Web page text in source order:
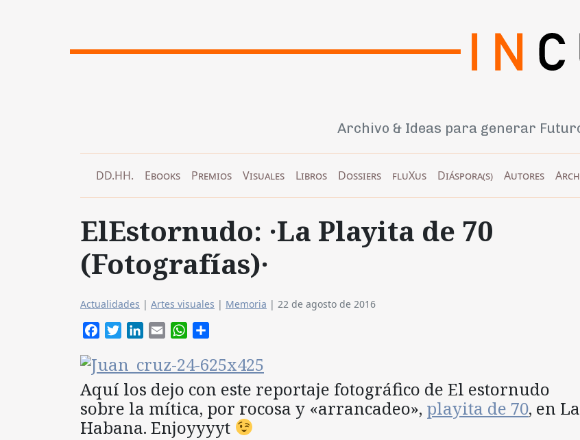
Archivo & Ideas para generar
DD.HH. Ebooks Premios Visuales Libros Dossiers fluXus Diáspora(s) Autores
ElEstornudo: ·La Playita de 70
(Fotografías)·
Actualidades | Artes visuales | Memoria | 22 de agosto de 2016
FacebookTwitterLinkedIn
Email WhatsApp
Aquí los dejo con este reportaje fotográfico de El estornudo
sobre la mítica, por rocosa y «arrancadeo», playita de 70, en La
Habana. Enjoyyyyt